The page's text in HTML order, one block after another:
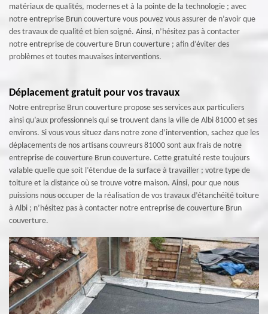
matériaux de qualités, modernes et à la pointe de la technologie ; avec
notre entreprise Brun couverture vous pouvez vous assurer de n’avoir que
des travaux de qualité et bien soigné. Ainsi, n’hésitez pas à contacter
notre entreprise de couverture Brun couverture ; afin d’éviter des
problèmes et toutes mauvaises interventions.
Déplacement gratuit pour vos travaux
Notre entreprise Brun couverture propose ses services aux particuliers
ainsi qu’aux professionnels qui se trouvent dans la ville de Albi 81000 et ses
environs. Si vous vous situez dans notre zone d’intervention, sachez que les
déplacements de nos artisans couvreurs 81000 sont aux frais de notre
entreprise de couverture Brun couverture. Cette gratuité reste toujours
valable quelle que soit l’étendue de la surface à travailler ; votre type de
toiture et la distance où se trouve votre maison. Ainsi, pour que nous
puissions nous occuper de la réalisation de vos travaux d’étanchéité toiture
à Albi ; n’hésitez pas à contacter notre entreprise de couverture Brun
couverture.